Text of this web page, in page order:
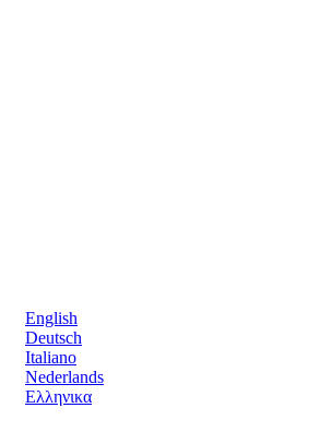
English
Deutsch
Italiano
Nederlands
Ελληνικα